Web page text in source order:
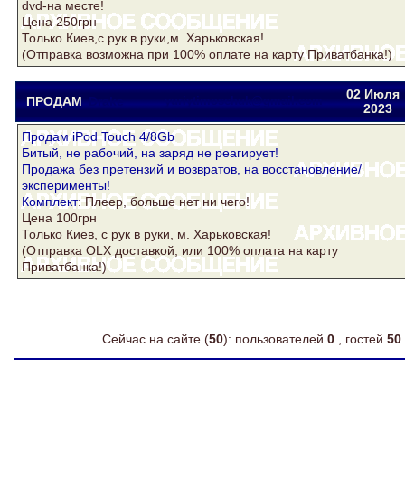
dvd-на месте!
Цена 250грн
Только Киев,с рук в руки,м. Харьковская!
(Отправка возможна при 100% оплате на карту Приватбанка!)
ПРОДАМ Drake yuriytimoschuk@gmail.com
02 Июля
2023
Продам iPod Touch 4/8Gb
Битый, не рабочий, на заряд не реагирует!
Продажа без претензий и возвратов, на восстановление/
эксперименты!
Комплект: Плеер, больше нет ни чего!
Цена 100грн
Только Киев, с рук в руки, м. Харьковская!
(Отправка OLX доставкой, или 100% оплата на карту
Приватбанка!)
Сейчас на сайте (50): пользователей 0 , гостей 50